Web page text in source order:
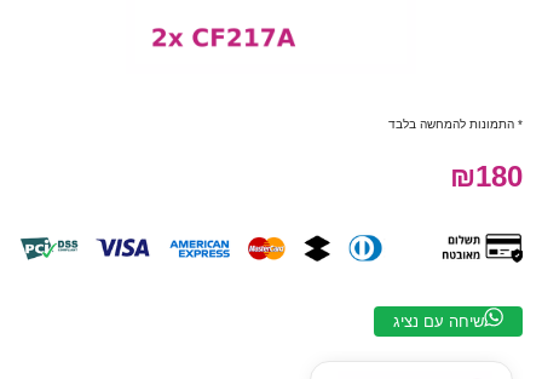
* התמונות להמחשה בלבד
₪180
שיחה עם נציג